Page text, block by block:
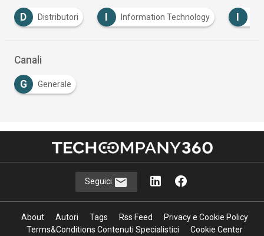
D Distributori Information Technology
Canali
G Generale
Seguici
About Autori Tags Rss Feed
Privacy e Cookie Policy
Terms&Conditions Contenuti Specialistici
Cookie Center